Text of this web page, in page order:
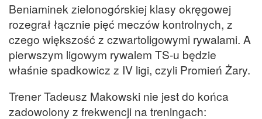
Beniaminek zielonogórskiej klasy okręgowej
rozegrał łącznie pięć meczów kontrolnych, z
czego większość z czwartoligowymi rywalami. A
pierwszym ligowym rywalem TS-u będzie
właśnie spadkowicz z IV ligi, czyli Promień Żary.
Trener Tadeusz Makowski nie jest do końca
zadowolony z frekwencji na treningach: